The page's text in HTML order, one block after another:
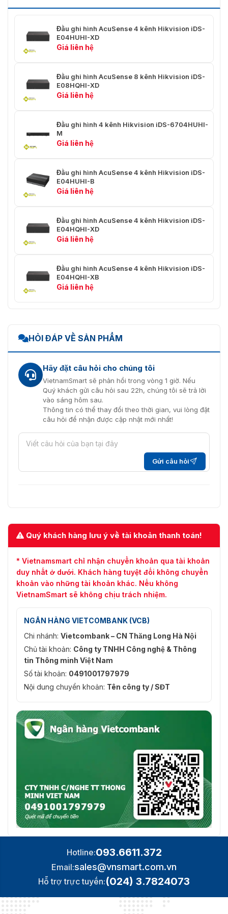
Tốc độ bit âm thanh
Băng thông tổng 96 Mbps
Băng thông vào
Kết nối từ xa 32
Giao thức mạng
Giao diện mạng
Dung lượng
Đầu vào/đầu ra báo
động
Thông tin chung
Cung cấp điện 12 VDC, 1 A
Tiêu thụ ≤ 7.5 W (với eSSD)
Nhiệt độ làm việc -10 °C đến 45 °C
Độ ẩm làm việc 10% đến 90%
Kích thước
152 × 113 × 46 mm (6.0 × 4.4 ×
1.8 inch)
≤ 0.5 kg (với eSSD, 1.1 lb.)
Đầu ghi hình AcuSense 4 kênh Hikvision iDS-
E04HUHI-XD
Giá liên hệ
Đầu ghi hình AcuSense 8 kênh Hikvision iDS-
E08HQHI-XD
Giá liên hệ
Đầu ghi hình 4 kênh Hikvision iDS-6704HUHI-
M
Giá liên hệ
Đầu ghi hình AcuSense 4 kênh Hikvision iDS-
E04HUHI-B
Giá liên hệ
Đầu ghi hình AcuSense 4 kênh Hikvision iDS-
E04HQHI-XD
Giá liên hệ
Đầu ghi hình AcuSense 4 kênh Hikvision iDS-
E04HQHI-XB
Giá liên hệ
HỎI ĐÁP VỀ SẢN PHẨM
Hãy đặt câu hỏi cho chúng tôi
VietnamSmart sẽ phản hồi trong vòng 1 giờ. Nếu
Quý khách gửi câu hỏi sau 22h, chúng tôi sẽ trả lời
vào sáng hôm sau.
Thông tin có thể thay đổi theo thời gian, vui lòng đặt
câu hỏi để nhận được cập nhật mới nhất!
Gửi câu hỏi
Quý khách hàng lưu ý về tài khoản thanh toán!
* Vietnamsmart chỉ nhận chuyển khoản qua tài khoản
duy nhất ở dưới. Khách hàng tuyệt đối không chuyển
khoản vào những tài khoản khác. Nếu không
VietnamSmart sẽ không chịu trách nhiệm.
NGÂN HÀNG VIETCOMBANK (VCB)
Chi nhánh: Vietcombank – CN Thăng Long Hà Nội
Chủ tài khoản: Công ty TNHH Công nghệ & Thông
tin Thông minh Việt Nam
Số tài khoản: 0491001797979
Nội dung chuyển khoản: Tên công ty / SĐT
Hotline:093.6611.372
Email:sales@vnsmart.com.vn
Hỗ trợ trực tuyến:(024) 3.7824073